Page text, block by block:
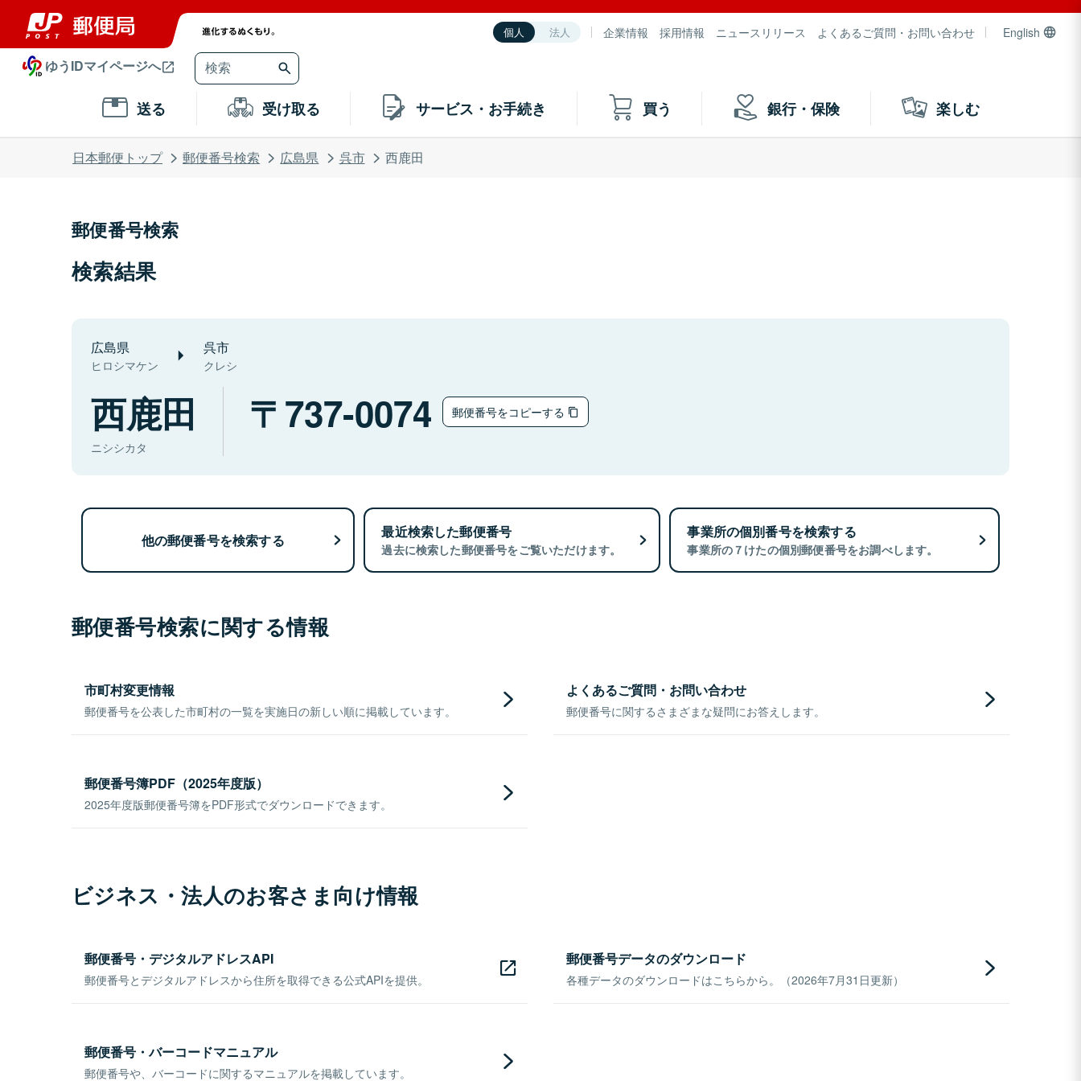
個人 法人 企業情報 採用情報 ニュースリリース よくあるご質問・お問い合わせ English
ゆうIDマイページへ
送る 受け取る サービス・お手続き 買う 銀行・保険 楽しむ
日本郵便トップ 郵便番号検索 広島県 呉市 西鹿田
郵便番号検索
検索結果
広島県
ヒロシマケン
呉市
クレシ
西鹿田
ニシシカタ
737-0074 郵便番号をコピーする
他の郵便番号を検索する 最近検索した郵便番号
過去に検索した郵便番号をご覧いただけます。
事業所の個別番号を検索する
事業所の７けたの個別郵便番号をお調べします。
郵便番号検索に関する情報
市町村変更情報
郵便番号を公表した市町村の一覧を実施日の新しい順に掲載しています。
よくあるご質問・お問い合わせ
郵便番号に関するさまざまな疑問にお答えします。
郵便番号簿PDF（2025年度版）
2025年度版郵便番号簿をPDF形式でダウンロードできます。
ビジネス・法人のお客さま向け情報
郵便番号・デジタルアドレスAPI
郵便番号とデジタルアドレスから住所を取得できる公式APIを提供。
郵便番号データのダウンロード
各種データのダウンロードはこちらから。（2026年7月31日更新）
郵便番号・バーコードマニュアル
郵便番号や、バーコードに関するマニュアルを掲載しています。